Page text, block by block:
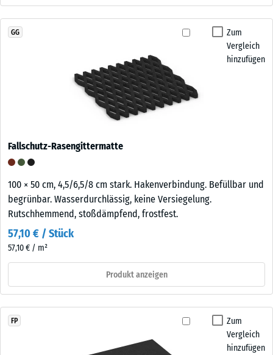
Zum
Vergleich
hinzufügen
GG
Fallschutz-Rasengittermatte
100 × 50 cm, 4,5/6,5/8 cm stark. Hakenverbindung. Befüllbar und
begrünbar. Wasserdurchlässig, keine Versiegelung.
Rutschhemmend, stoßdämpfend, frostfest.
57,10 € / Stück
57,10 € / m²
Produkt anzeigen
Zum
Vergleich
hinzufügen
FP